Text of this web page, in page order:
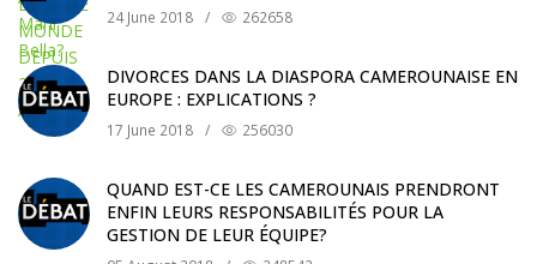
24 June 2018 / 262658
DIVORCES DANS LA DIASPORA CAMEROUNAISE EN
EUROPE : EXPLICATIONS ?
17 June 2018 / 256030
QUAND EST-CE LES CAMEROUNAIS PRENDRONT
ENFIN LEURS RESPONSABILITÉS POUR LA
GESTION DE LEUR ÉQUIPE?